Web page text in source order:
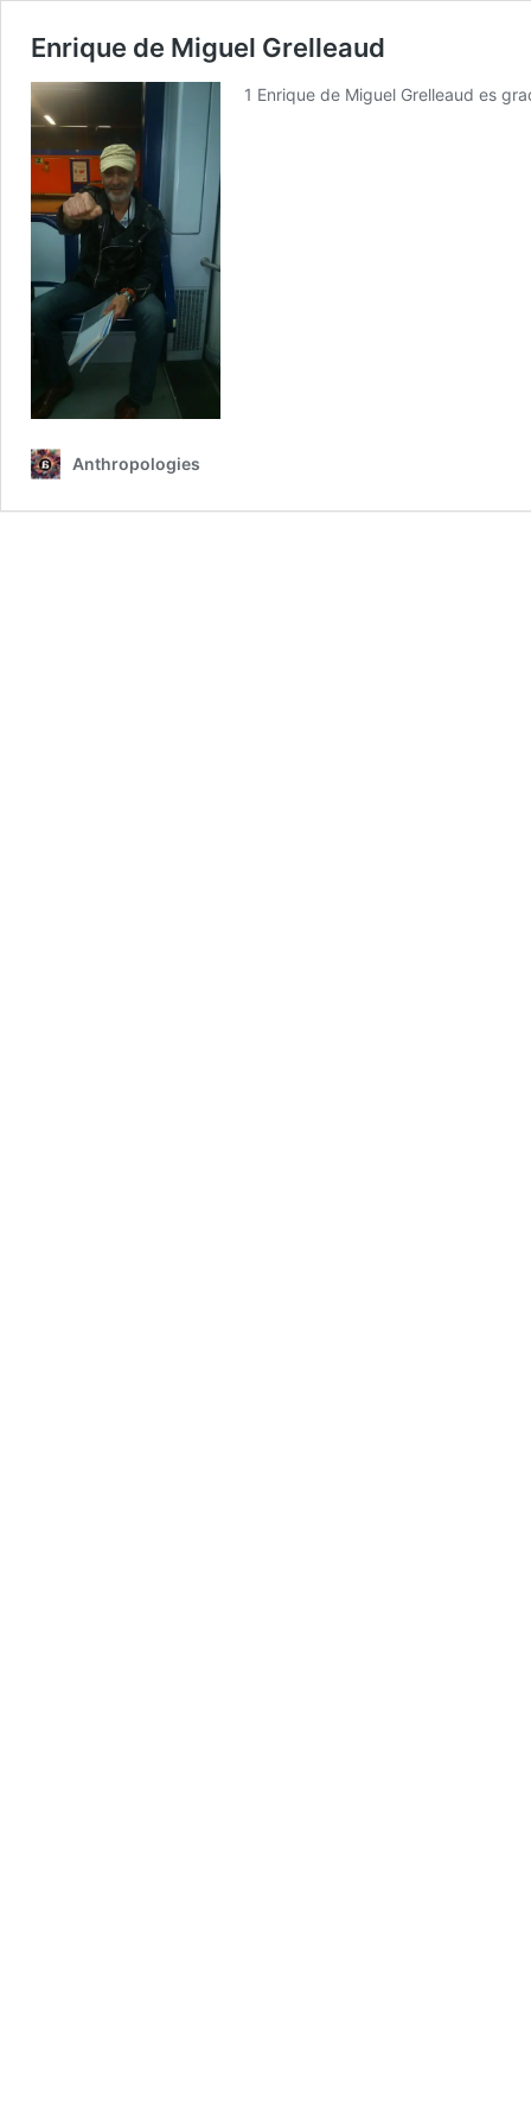
Enrique de Miguel Grelleaud
1 Enrique de Miguel Grelleaud es
Anthropologies